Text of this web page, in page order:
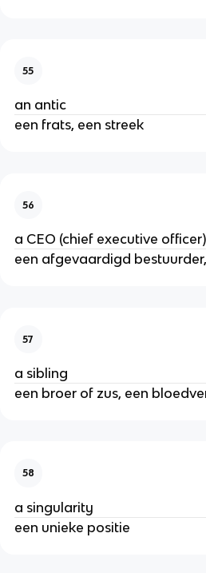
55
an antic
een frats, een streek
56
a CEO (chief executive officer)
een afgevaardigd
57
a sibling
een broer of zus, een
58
a singularity
een unieke positie